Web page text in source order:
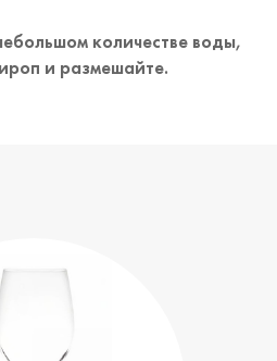
количестве воды,
и размешайте.